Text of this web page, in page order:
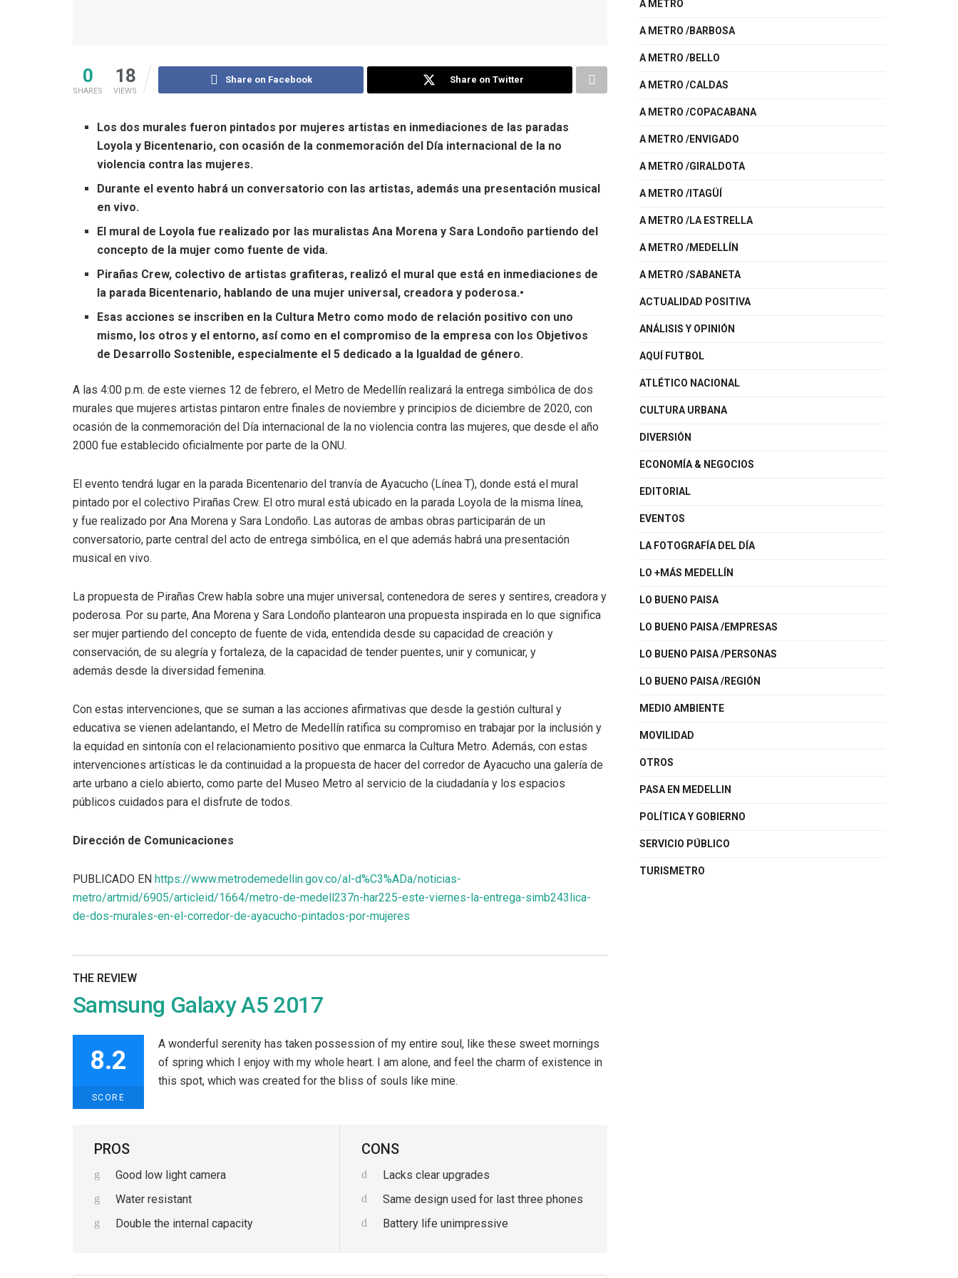
0
SHARES
18
VIEWS
Share on Facebook Share on Twitter
Los dos murales fueron pintados por mujeres artistas en inmediaciones de las paradas
Loyola y Bicentenario, con ocasión de la conmemoración del Día internacional de la no
violencia contra las mujeres.
Durante el evento habrá un conversatorio con las artistas, además una presentación musical
en vivo.
El mural de Loyola fue realizado por las muralistas Ana Morena y Sara Londoño partiendo del
concepto de la mujer como fuente de vida.
Pirañas Crew, colectivo de artistas grafiteras, realizó el mural que está en inmediaciones de
la parada Bicentenario, hablando de una mujer universal, creadora y poderosa.•
Esas acciones se inscriben en la Cultura Metro como modo de relación positivo con uno
mismo, los otros y el entorno, así como en el compromiso de la empresa con los Objetivos
de Desarrollo Sostenible, especialmente el 5 dedicado a la Igualdad de género.
A las 4:00 p.m. de este viernes 12 de febrero, el Metro de Medellín realizará la entrega simbólica de dos
murales que mujeres artistas pintaron entre finales de noviembre y principios de diciembre de 2020, con
ocasión de la conmemoración del Día internacional de la no violencia contra las mujeres, que desde el año
2000 fue establecido oficialmente por parte de la ONU.
El evento tendrá lugar en la parada Bicentenario del tranvía de Ayacucho (Línea T), donde está el mural
pintado por el colectivo Pirañas Crew. El otro mural está ubicado en la parada Loyola de la misma línea,
y fue realizado por Ana Morena y Sara Londoño. Las autoras de ambas obras participarán de un
conversatorio, parte central del acto de entrega simbólica, en el que además habrá una presentación
musical en vivo.
La propuesta de Pirañas Crew habla sobre una mujer universal, contenedora de seres y sentires, creadora y
poderosa. Por su parte, Ana Morena y Sara Londoño plantearon una propuesta inspirada en lo que significa
ser mujer partiendo del concepto de fuente de vida, entendida desde su capacidad de creación y
conservación, de su alegría y fortaleza, de la capacidad de tender puentes, unir y comunicar, y
además desde la diversidad femenina.
Con estas intervenciones, que se suman a las acciones afirmativas que desde la gestión cultural y
educativa se vienen adelantando, el Metro de Medellín ratifica su compromiso en trabajar por la inclusión y
la equidad en sintonía con el relacionamiento positivo que enmarca la Cultura Metro. Además, con estas
intervenciones artísticas le da continuidad a la propuesta de hacer del corredor de Ayacucho una galería de
arte urbano a cielo abierto, como parte del Museo Metro al servicio de la ciudadanía y los espacios
públicos cuidados para el disfrute de todos.
Dirección de Comunicaciones
PUBLICADO EN https://www.metrodemedellin.gov.co/al-d%C3%ADa/noticias-
metro/artmid/6905/articleid/1664/metro-de-medell237n-har225-este-viernes-la-entrega-simb243lica-
de-dos-murales-en-el-corredor-de-ayacucho-pintados-por-mujeres
THE REVIEW
Samsung Galaxy A5 2017
8.2
SCORE
A wonderful serenity has taken possession of my entire soul, like these sweet mornings
of spring which I enjoy with my whole heart. I am alone, and feel the charm of existence in
this spot, which was created for the bliss of souls like mine.
PROS
Good low light camera
Water resistant
Double the internal capacity
CONS
Lacks clear upgrades
Same design used for last three phones
Battery life unimpressive
A METRO
A METRO /BARBOSA
A METRO /BELLO
A METRO /CALDAS
A METRO /COPACABANA
A METRO /ENVIGADO
A METRO /GIRALDOTA
A METRO /ITAGÜÍ
A METRO /LA ESTRELLA
A METRO /MEDELLÍN
A METRO /SABANETA
ACTUALIDAD POSITIVA
ANÁLISIS Y OPINIÓN
AQUÍ FUTBOL
ATLÉTICO NACIONAL
CULTURA URBANA
DIVERSIÓN
ECONOMÍA & NEGOCIOS
EDITORIAL
EVENTOS
LA FOTOGRAFÍA DEL DÍA
LO +MÁS MEDELLÍN
LO BUENO PAISA
LO BUENO PAISA /EMPRESAS
LO BUENO PAISA /PERSONAS
LO BUENO PAISA /REGIÓN
MEDIO AMBIENTE
MOVILIDAD
OTROS
PASA EN MEDELLIN
POLÍTICA Y GOBIERNO
SERVICIO PÚBLICO
TURISMETRO